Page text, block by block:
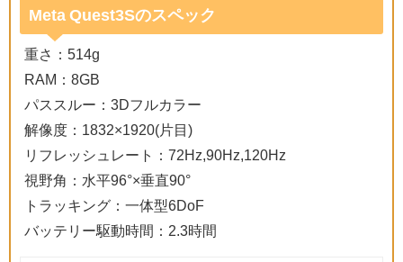
Meta Quest3Sのスペック
重さ：514g
RAM：8GB
パススルー：3Dフルカラー
解像度：1832×1920(片目)
リフレッシュレート：72Hz,90Hz,120Hz
視野角：水平96°×垂直90°
トラッキング：一体型6DoF
バッテリー駆動時間：2.3時間